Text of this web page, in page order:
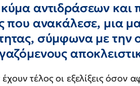
αντιδράσεων και
που ανακάλεσε, μια
σύμφωνα με την
έχουν τέλος οι εξελίξεις όσον